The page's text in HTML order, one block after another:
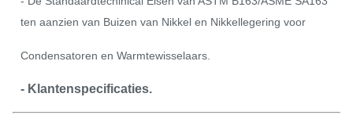
ten aanzien van Buizen van Nikkel en Nikkellegering voor
Condensatoren en Warmtewisselaars.
- Klantenspecificaties.